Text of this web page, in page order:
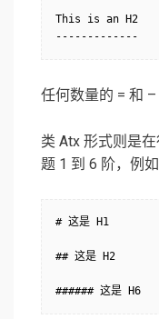
This is an H2
-------------
任何数量的 = 和 –
类 Atx 形式则是
题 1 到 6 阶，例如
# 这是 H1
## 这是 H2
###### 这是 H6